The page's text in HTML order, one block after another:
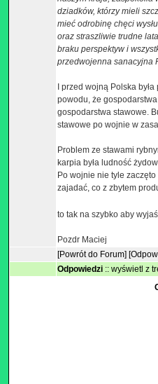
dziadków, którzy mieli
mieć odrobinę chęci
oraz straszliwie trudne
braku perspektyw i
przedwojenna sanacyjna
I przed wojną Polska
powodu, że
gospodarstwa stawowe.
stawowe po wojnie w
Problem ze stawami
karpia była ludność
Po wojnie nie tyle
zajadać, co z zbytem
to tak na szybko aby
Pozdr Maciej
[Powrót do Forum]
Odpowiedzi :: wyświetl z